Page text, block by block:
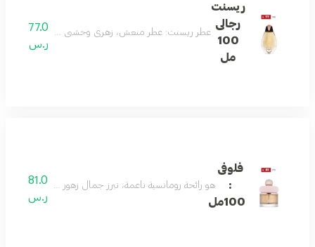
ريسنت
رجالى
100
مل
عطر ريسنت: عطر منعش، زهري وخشبي يحتوي على77.0
ر.س
فلوفى
:
100مل
هو رائحة رومانسية ناعمة، تبرز جمال زهور الوادي
81.0
ر.س